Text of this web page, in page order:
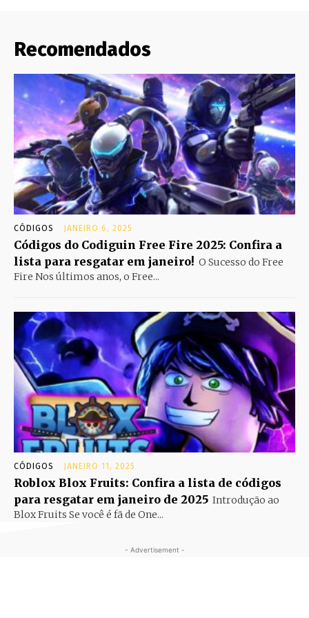
Recomendados
CÓDIGOS JANEIRO 6, 2025
Códigos do Codiguin Free Fire 2025: Confira a
lista para resgatar em janeiro! O Sucesso do Free
Fire Nos últimos anos, o Free...
CÓDIGOS JANEIRO 11, 2025
Roblox Blox Fruits: Confira a lista de códigos
para resgatar em janeiro de 2025 Introdução ao
Blox Fruits Se você é fã de One...
- Advertisement -